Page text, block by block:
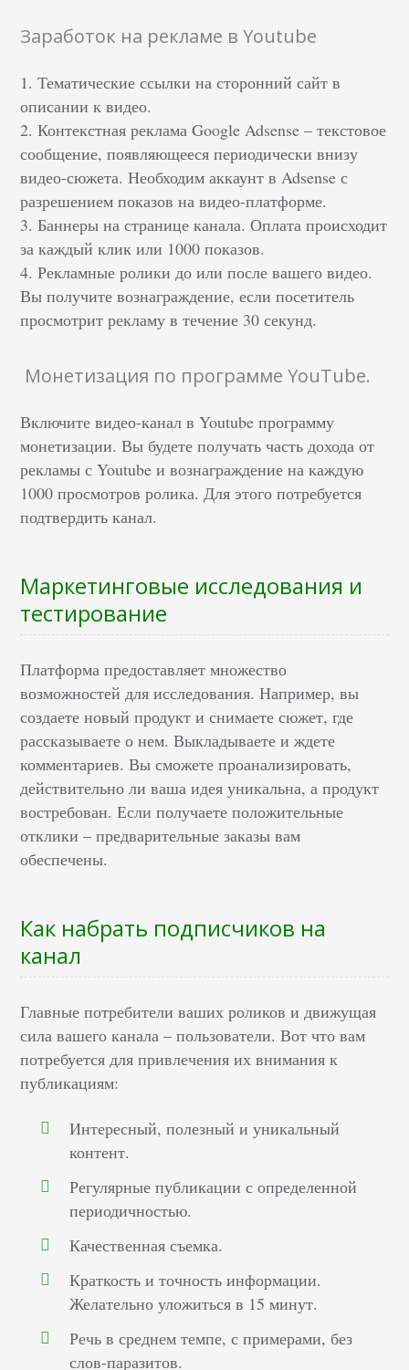
Заработок на рекламе в Youtube
1. Тематические ссылки на сторонний сайт в
описании к видео.
2. Контекстная реклама Google Adsense – текстовое
сообщение, появляющееся периодически внизу
видео-сюжета. Необходим аккаунт в Adsense с
разрешением показов на видео-платформе.
3. Баннеры на странице канала. Оплата происходит
за каждый клик или 1000 показов.
4. Рекламные ролики до или после вашего видео.
Вы получите вознаграждение, если посетитель
просмотрит рекламу в течение 30 секунд.
Монетизация по программе YouTube.
Включите видео-канал в Youtube программу
монетизации. Вы будете получать часть дохода от
рекламы с Youtube и вознаграждение на каждую
1000 просмотров ролика. Для этого потребуется
подтвердить канал.
Маркетинговые исследования и
тестирование
Платформа предоставляет множество
возможностей для исследования. Например, вы
создаете новый продукт и снимаете сюжет, где
рассказываете о нем. Выкладываете и ждете
комментариев. Вы сможете проанализировать,
действительно ли ваша идея уникальна, а продукт
востребован. Если получаете положительные
отклики – предварительные заказы вам
обеспечены.
Как набрать подписчиков на
канал
Главные потребители ваших роликов и движущая
сила вашего канала – пользователи. Вот что вам
потребуется для привлечения их внимания к
публикациям:
Интересный, полезный и уникальный
контент.
Регулярные публикации с определенной
периодичностью.
Качественная съемка.
Краткость и точность информации.
Желательно уложиться в 15 минут.
Речь в среднем темпе, с примерами, без
слов-паразитов.